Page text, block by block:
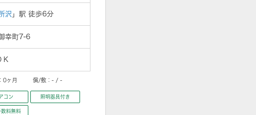
沢 」駅 徒歩6分
幸町7-6
0ヶ月 償/敷： - / -
コン 照明器具付き
数料無料